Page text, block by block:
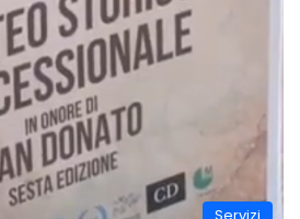
Servizi